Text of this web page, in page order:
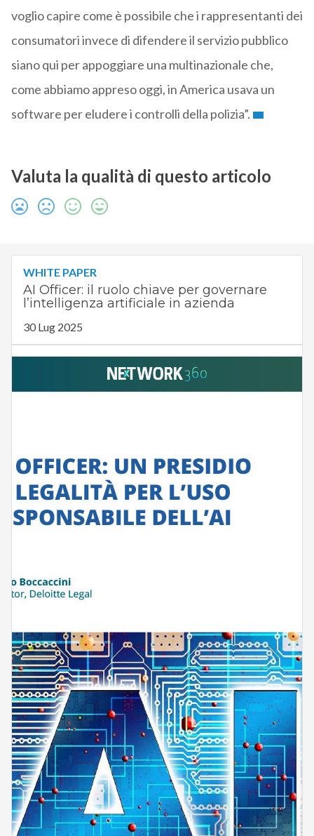
voglio capire come è possibile che i rappresentanti dei
consumatori invece di difendere il servizio pubblico
siano qui per appoggiare una multinazionale che,
come abbiamo appreso oggi, in America usava un
software per eludere i controlli della polizia”.
Valuta la qualità di questo articolo
WHITE PAPER
AI Officer: il ruolo chiave per governare
l’intelligenza artificiale in azienda
30 Lug 2025